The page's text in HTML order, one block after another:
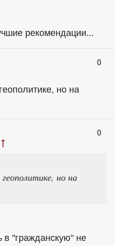
рекомендации...
0
но на
0
но на
в "гражданскую" не